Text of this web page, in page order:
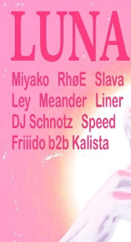
Zum
Inhalt
springen